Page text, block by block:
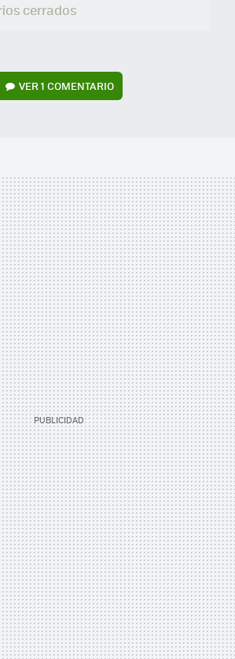
cerrados
VER1 COMENTARIO